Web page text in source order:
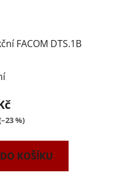
FACOM DTS.1B
%)
DO KOŠÍKU